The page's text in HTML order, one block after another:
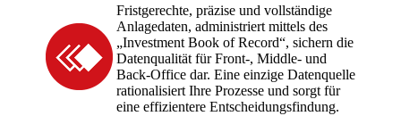
Fristgerechte, präzise und vollständige
Anlagedaten, administriert mittels des
„Investment Book of Record“, sichern die
Datenqualität für Front-, Middle- und
Back-Office dar. Eine einzige Datenquelle
rationalisiert Ihre Prozesse und sorgt für
eine effizientere Entscheidungsfindung.